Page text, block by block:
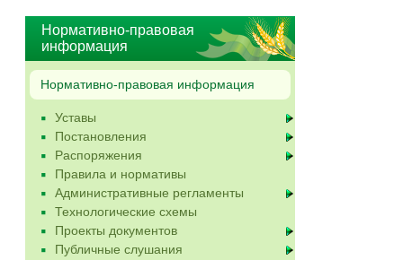
Нормативно-правовая
информация
Нормативно-правовая информация
Уставы
Постановления
Распоряжения
Правила и нормативы
Административные регламенты
Технологические схемы
Проекты документов
Публичные слушания